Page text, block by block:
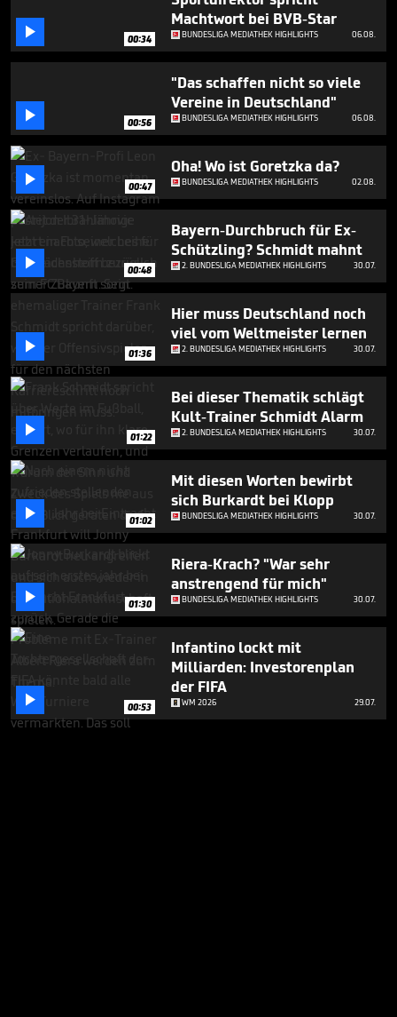
21
seconds
 00:34
Machtwort bei BVB-Star
BUNDESLIGA MEDIATHEK HIGHLIGHTS 06.08.
 00:56
"Das schaffen nicht so viele
Vereine in Deutschland"
BUNDESLIGA MEDIATHEK HIGHLIGHTS 06.08.
 00:47
Oha! Wo ist Goretzka da?
BUNDESLIGA MEDIATHEK HIGHLIGHTS 02.08.
 00:48
Bayern-Durchbruch für Ex-
Schützling? Schmidt mahnt
2. BUNDESLIGA MEDIATHEK HIGHLIGHTS 30.07.
 01:36
Hier muss Deutschland noch
viel vom Weltmeister lernen
2. BUNDESLIGA MEDIATHEK HIGHLIGHTS 30.07.
 01:22
Bei dieser Thematik schlägt
Kult-Trainer Schmidt Alarm
2. BUNDESLIGA MEDIATHEK HIGHLIGHTS 30.07.
 01:02
Mit diesen Worten bewirbt
sich Burkardt bei Klopp
BUNDESLIGA MEDIATHEK HIGHLIGHTS 30.07.
 01:30
Riera-Krach? "War sehr
anstrengend für mich"
BUNDESLIGA MEDIATHEK HIGHLIGHTS 30.07.
 00:53
Infantino lockt mit
Milliarden: Investorenplan
der FIFA
WM 2026 29.07.